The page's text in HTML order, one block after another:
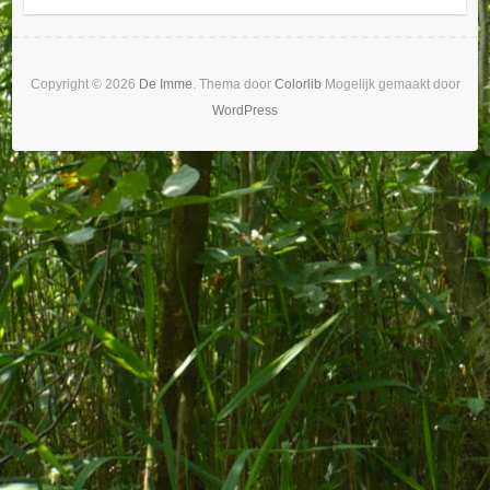
Copyright © 2026 De Imme. Thema door Colorlib Mogelijk gemaakt door
WordPress